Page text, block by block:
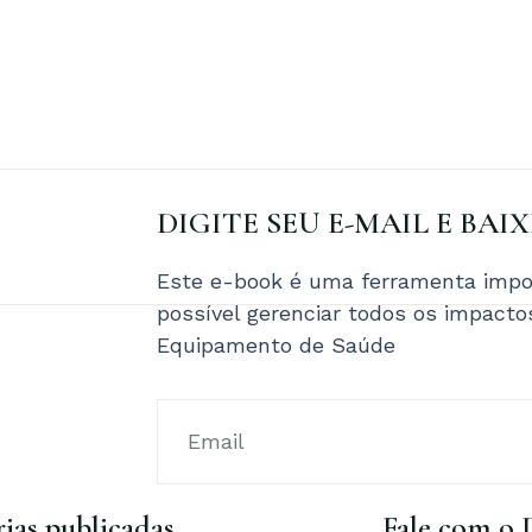
DIGITE SEU E-MAIL E
Este e-book é uma ferramenta
possível gerenciar todos os
Equipamento de Saúde